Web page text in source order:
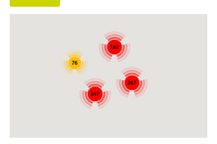
267
247
162
76